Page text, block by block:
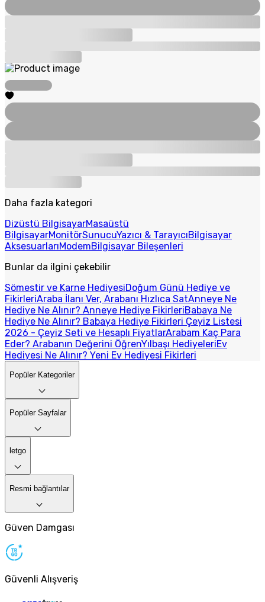
Daha fazla kategori
Dizüstü BilgisayarMasaüstü
BilgisayarMonitörSunucuYazıcı & TarayıcıBilgisayar
AksesuarlarıModemBilgisayar Bileşenleri
Bunlar da ilgini çekebilir
Sömestir ve Karne HediyesiDoğum Günü Hediye ve
FikirleriAraba İlanı Ver, Arabanı Hızlıca SatAnneye Ne
Hediye Ne Alınır? Anneye Hediye FikirleriBabaya Ne
Hediye Ne Alınır? Babaya Hediye Fikirleri Çeyiz Listesi
2026 - Çeyiz Seti ve Hesaplı FiyatlarArabam Kaç Para
Eder? Arabanın Değerini ÖğrenYılbaşı HediyeleriEv
Hediyesi Ne Alınır? Yeni Ev Hediyesi Fikirleri
Popüler Kategoriler
Popüler Sayfalar
letgo
Resmi bağlantılar
Güven Damgası
Güvenli Alışveriş